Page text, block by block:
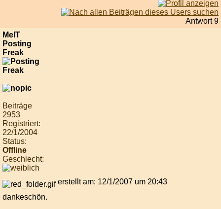
Antwort 9
MelT
Posting
Freak
Beiträge
2953
Registriert:
22/1/2004
Status:
Offline
Geschlecht:
erstellt am: 12/1/2007 um 20:43
dankeschön.